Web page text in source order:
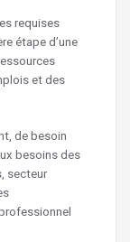
requises
étape d’une
et des
de besoin
besoins des
secteur